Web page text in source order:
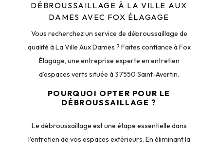
DÉBROUSSAILLAGE À LA VILLE AUX
DAMES AVEC FOX ÉLAGAGE
Vous recherchez un service de débroussaillage de
qualité à La Ville Aux Dames ? Faites confiance à Fox
Élagage, une entreprise experte en entretien
d'espaces verts située à 37550 Saint-Avertin.
POURQUOI OPTER POUR LE
DÉBROUSSAILLAGE ?
Le débroussaillage est une étape essentielle dans
l'entretien de vos espaces extérieurs. En éliminant la